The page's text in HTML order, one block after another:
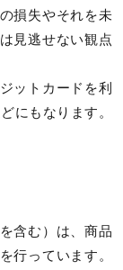
損失やそれを未
見逃せない観点
ットカードを利
にもなります。
含む）は、商品
行っています。